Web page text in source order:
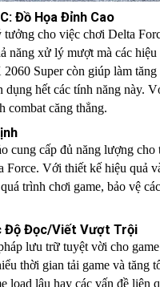
Đồ Họa Đỉnh Cao
tưởng cho việc chơi Delta
xử lý mượt mà các hiệu
Super còn giúp làm
hết các tính năng này.
combat căng thẳng.
cung cấp đủ năng lượng cho
Với thiết kế hiệu quả
trình chơi game, bảo vệ
Độ Đọc/Viết Vượt Trội
lưu trữ tuyệt vời cho
thời gian tải game và tăng
lâu hay các vấn đề liên